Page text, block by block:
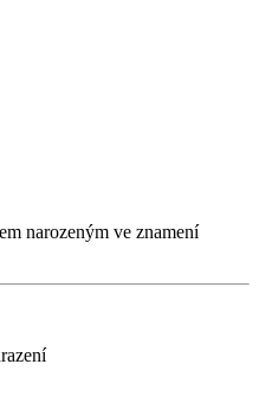
narozeným ve znamení